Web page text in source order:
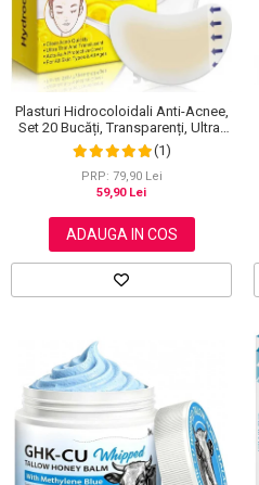
Scrub / Balsam de buze
Netestate pe Animale
Plasturi Hidrocoloidali Anti-Acnee,
Set 20 Bucăți, Transparenți, Ultra-
subțiri, Formulă Premium
(1)
PRP: 79,90 Lei
59,90 Lei
ADAUGA IN COS